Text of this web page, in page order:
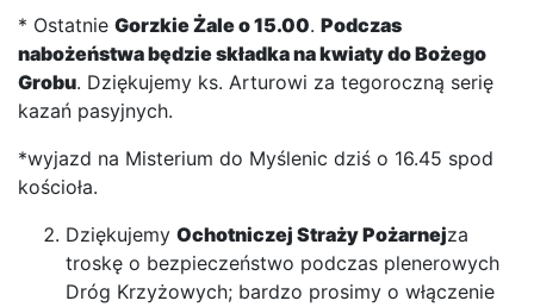
* Ostatnie Gorzkie Żale o 15.00. Podczas
nabożeństwa będzie składka na kwiaty do Bożego
Grobu. Dziękujemy ks. Arturowi za tegoroczną serię
kazań pasyjnych.
*wyjazd na Misterium do Myślenic dziś o 16.45 spod
kościoła.
Dziękujemy Ochotniczej Straży Pożarnejza
troskę o bezpieczeństwo podczas plenerowych
Dróg Krzyżowych; bardzo prosimy o włączenie